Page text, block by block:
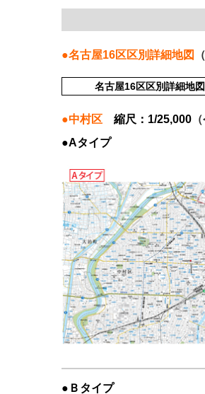
●名古屋16区区別詳細地図
名古屋16区区別詳細
●中村区 縮尺：1/25,000
●Aタイプ
●Ｂタイプ